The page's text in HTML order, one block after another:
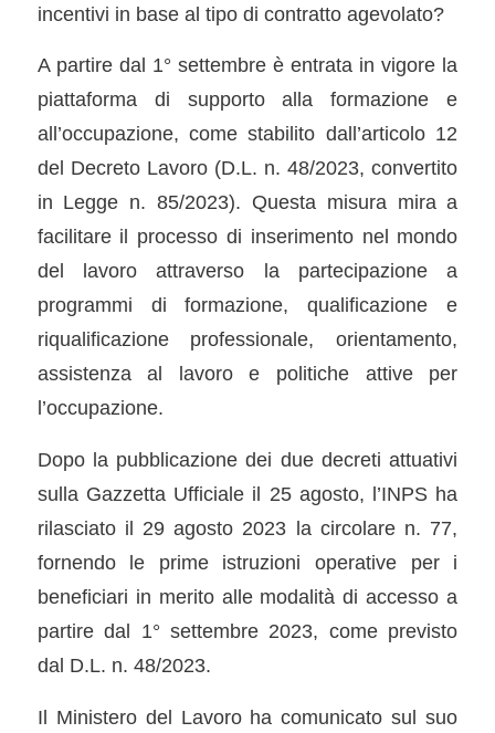
incentivi in base al tipo di contratto agevolato?
A partire dal 1° settembre è entrata in vigore la
piattaforma di supporto alla formazione e
all’occupazione, come stabilito dall’articolo 12
del Decreto Lavoro (D.L. n. 48/2023, convertito
in Legge n. 85/2023). Questa misura mira a
facilitare il processo di inserimento nel mondo
del lavoro attraverso la partecipazione a
programmi di formazione, qualificazione e
riqualificazione professionale, orientamento,
assistenza al lavoro e politiche attive per
l’occupazione.
Dopo la pubblicazione dei due decreti attuativi
sulla Gazzetta Ufficiale il 25 agosto, l’INPS ha
rilasciato il 29 agosto 2023 la circolare n. 77,
fornendo le prime istruzioni operative per i
beneficiari in merito alle modalità di accesso a
partire dal 1° settembre 2023, come previsto
dal D.L. n. 48/2023.
Il Ministero del Lavoro ha comunicato sul suo